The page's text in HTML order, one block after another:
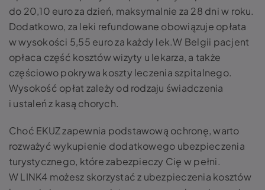
do 20,10 euro za dzień, maksymalnie za 28 dni w roku.
Dodatkowo, za leki refundowane obowiązuje opłata
w wysokości 5,55 euro za każdy lek.W Belgii pacjent
opłaca część kosztów wizyty u lekarza, a także
częściowo pokrywa koszty leczenia szpitalnego.
Wysokość opłat zależy od rodzaju świadczenia
i ustaleń z kasą chorych.
Choć EKUZ zapewnia podstawową ochronę, warto
rozważyć wykupienie dodatkowego ubezpieczenia
turystycznego, które zabezpieczy Cię w pełni.
W LINK4 możesz skorzystać z ubezpieczenia kosztów